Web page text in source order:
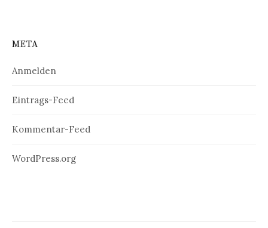
META
Anmelden
Eintrags-Feed
Kommentar-Feed
WordPress.org